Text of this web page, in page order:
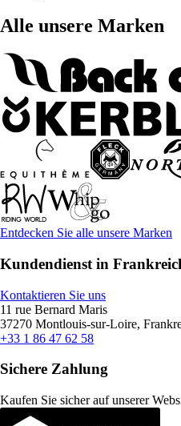
Alle unsere Marken
Entdecken Sie alle unsere Marken
Kundendienst in
Kontaktieren Sie uns
11 rue Bernard Maris
37270 Montlouis-sur-Loire,
+33 1 86 47 62 58
Sichere Zahlung
Kaufen Sie sicher auf unserer